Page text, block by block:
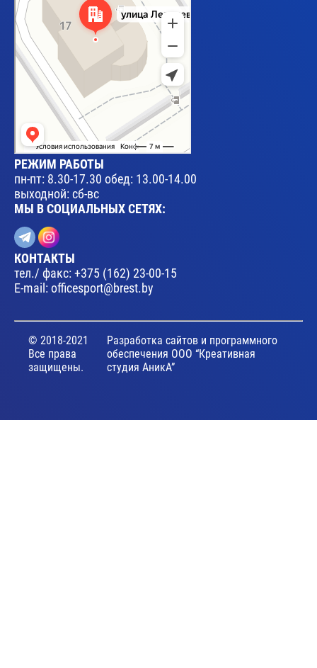
РЕЖИМ РАБОТЫ
пн-пт: 8.30-17.30 обед: 13.00-14.00
выходной: сб-вс
МЫ В СОЦИАЛЬНЫХ СЕТЯХ:
КОНТАКТЫ
тел./ факс: +375 (162) 23-00-15
E-mail: officesport@brest.by
© 2018-2021
Все права
защищены.
Разработка сайтов и программного
обеспечения ООО “Креативная
студия АникА”